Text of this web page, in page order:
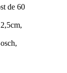
de 60